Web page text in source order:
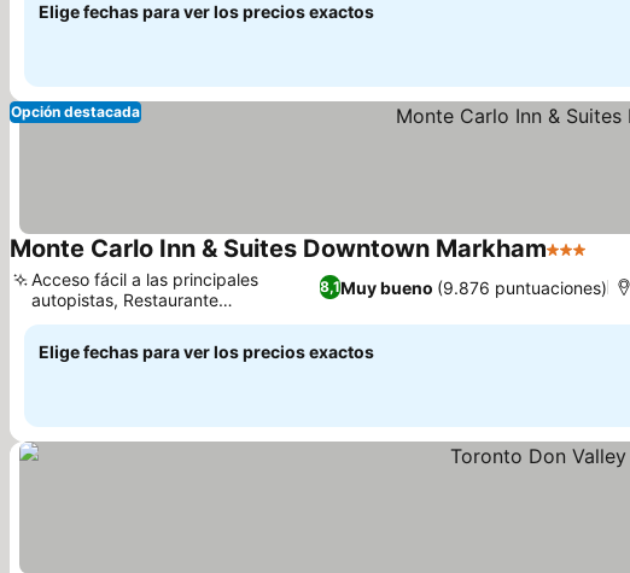
Elige fechas para ver los precios exactos
Opción destacada
Monte Carlo Inn & Suites Downtown Markham3 Estrellas
8,1Muy bueno (9.876 puntuaciones)
Acceso fácil a las principales
autopistas, Restaurante
mediterráneo en el hotel
Elige fechas para ver los precios exactos